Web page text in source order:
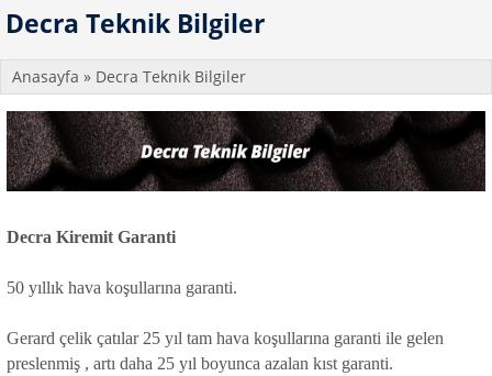
Decra Teknik Bilgiler
Anasayfa » Decra Teknik Bilgiler
Decra Kiremit Garanti
50 yıllık hava koşullarına garanti.
Gerard çelik çatılar 25 yıl tam hava koşullarına garanti ile gelen
preslenmiş , artı daha 25 yıl boyunca azalan kıst garanti.